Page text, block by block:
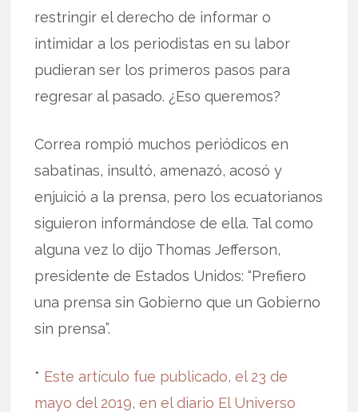
restringir el derecho de informar o
intimidar a los periodistas en su labor
pudieran ser los primeros pasos para
regresar al pasado. ¿Eso queremos?
Correa rompió muchos periódicos en
sabatinas, insultó, amenazó, acosó y
enjuició a la prensa, pero los ecuatorianos
siguieron informándose de ella. Tal como
alguna vez lo dijo Thomas Jefferson,
presidente de Estados Unidos: “Prefiero
una prensa sin Gobierno que un Gobierno
sin prensa”.
* Este artículo fue publicado, el 23 de
mayo del 2019, en el diario El Universo